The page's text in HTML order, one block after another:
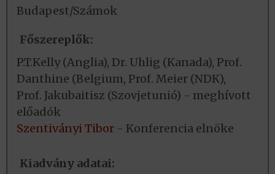
Budapest/Számok
Főszereplők:
P.T.Kelly (Anglia), Dr. Uhlig (Kanada), Prof.
Danthine (Belgium, Prof. Meier (NDK),
Prof. Jakubaitisz (Szovjetunió) - meghívott
előadók
Szentiványi Tibor - Konferencia elnöke
Kiadvány adatai: